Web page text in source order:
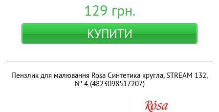
129 грн.
КУПИТИ
Пензлик для малювання Rosa Синтетика кругла, STREAM 132,
№ 4 (4823098517207)